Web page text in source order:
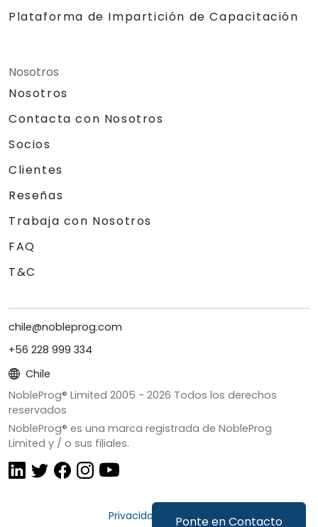
Ponte en Contacto
Plataforma de Impartición de Capacitación
Nosotros
Nosotros
Contacta con Nosotros
Socios
Clientes
Reseñas
Trabaja con Nosotros
FAQ
T&C
chile@nobleprog.com
+56 228 999 334
Chile
NobleProg® Limited 2005 - 2026 Todos los derechos
reservados
NobleProg® es una marca registrada de NobleProg
Limited y / o sus filiales.
Privacidad y Cookies